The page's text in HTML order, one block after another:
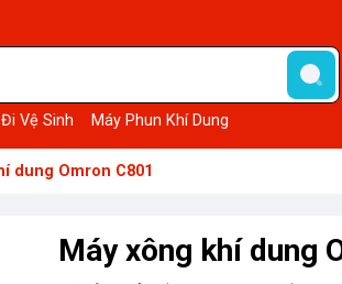
Vệ Sinh Máy Phun Khí Dung
dung Omron C801
Máy xông khí dung